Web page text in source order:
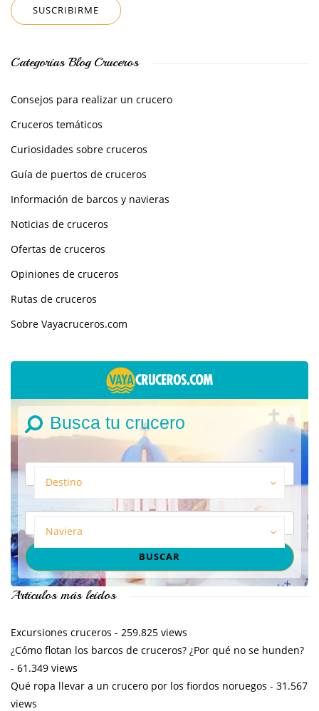
Categorías Blog Cruceros
Consejos para realizar un crucero
Cruceros temáticos
Curiosidades sobre cruceros
Guía de puertos de cruceros
Información de barcos y navieras
Noticias de cruceros
Ofertas de cruceros
Opiniones de cruceros
Rutas de cruceros
Sobre Vayacruceros.com
Busca tu crucero
Destino
Naviera
Artículos más leídos
Excursiones cruceros - 259.825 views
¿Cómo flotan los barcos de cruceros? ¿Por qué no se hunden?
- 61.349 views
Qué ropa llevar a un crucero por los fiordos noruegos - 31.567
views